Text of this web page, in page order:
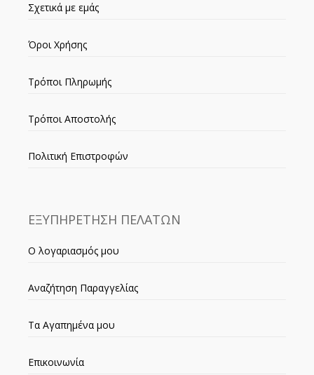
Σχετικά με εμάς
Όροι Χρήσης
Τρόποι Πληρωμής
Τρόποι Αποστολής
Πολιτική Επιστροφών
ΕΞΥΠΗΡΕΤΗΣΗ ΠΕΛΑΤΩΝ
Ο λογαριασμός μου
Αναζήτηση Παραγγελίας
Τα Αγαπημένα μου
Επικοινωνία